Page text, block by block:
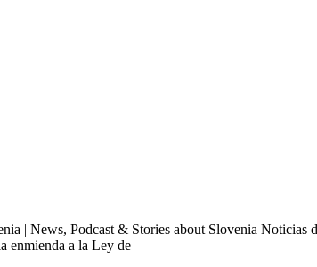
| News, Podcast & Stories about Slovenia
enmienda a la Ley de